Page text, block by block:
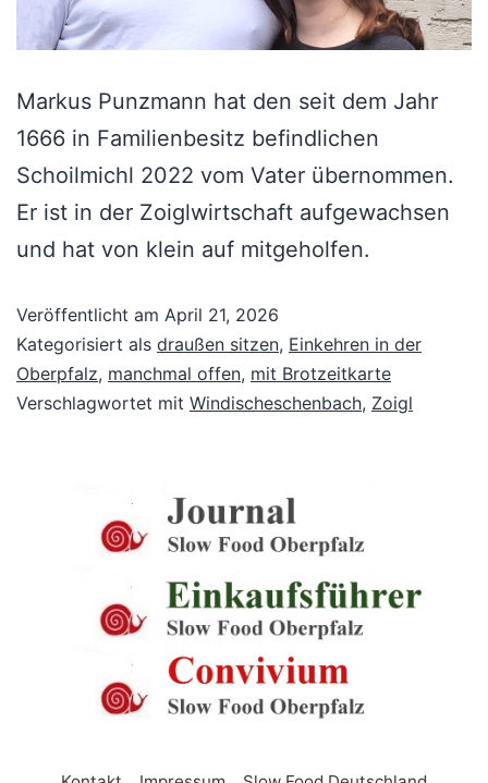
Markus Punzmann hat den seit dem Jahr
1666 in Familienbesitz befindlichen
Schoilmichl 2022 vom Vater übernommen.
Er ist in der Zoiglwirtschaft aufgewachsen
und hat von klein auf mitgeholfen.
Veröffentlicht am April 21, 2026
Kategorisiert als draußen sitzen, Einkehren in der
Oberpfalz, manchmal offen, mit Brotzeitkarte
Verschlagwortet mit Windischeschenbach, Zoigl